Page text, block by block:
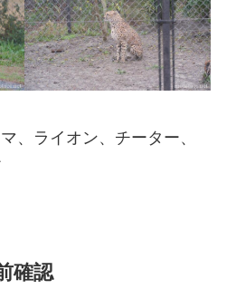
、ライオン、チーター、
確認